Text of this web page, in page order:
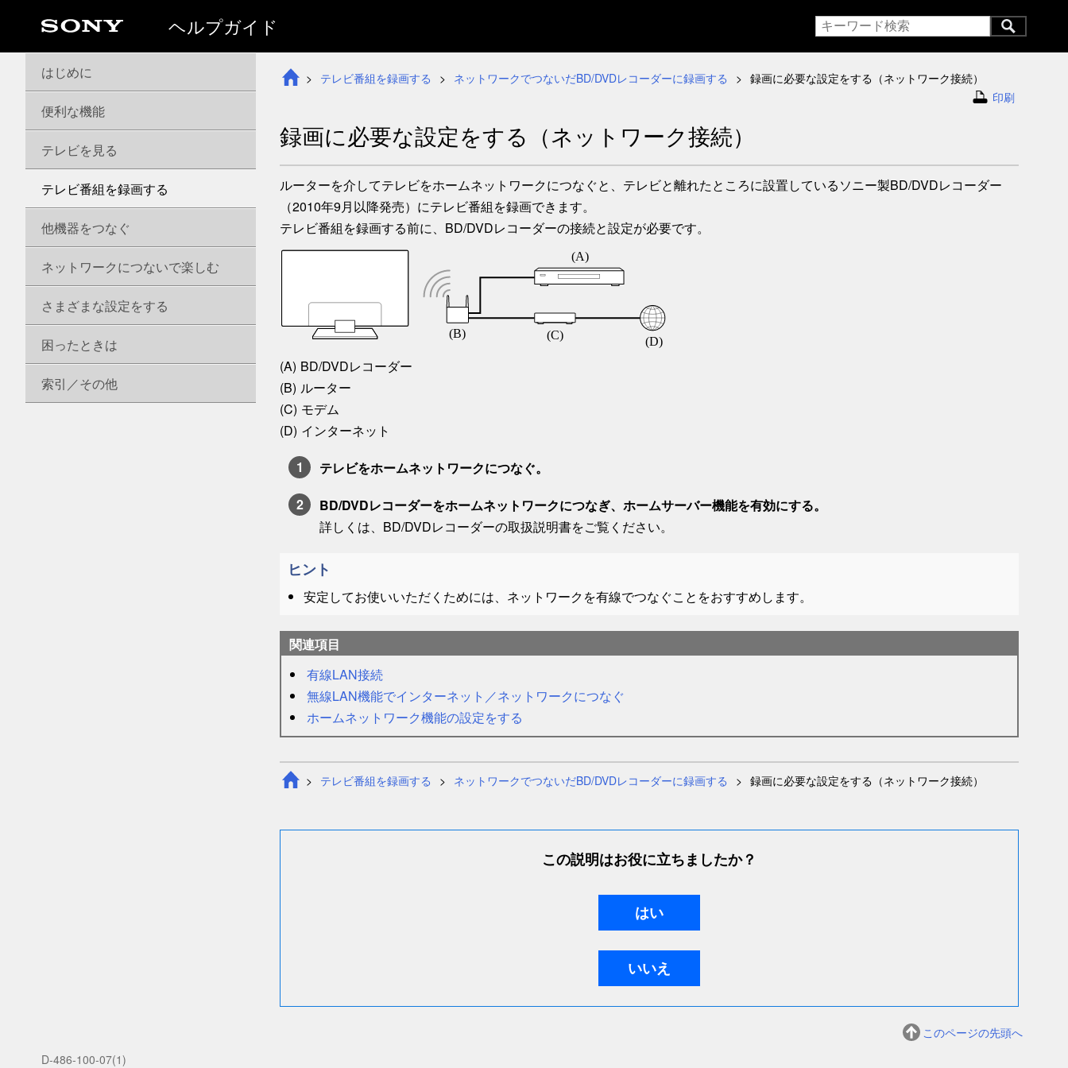
ヘルプガイド
テレビ番組を録画する ネットワークでつないだBD/DVDレコーダーに録画する
録画に必要な設定をする（ネットワーク接続）
印刷
録画に必要な設定をする（ネットワーク接続）
ルーターを介してテレビをホームネットワークにつなぐと、テレビと離れたところに設置しているソニー製BD/DVDレコーダー
（2010年9月以降発売）にテレビ番組を録画できます。
テレビ番組を録画する前に、BD/DVDレコーダーの接続と設定が必要です。
BD/DVDレコーダー
ルーター
モデム
インターネット
テレビをホームネットワークにつなぐ。
BD/DVDレコーダーをホームネットワークにつなぎ、ホームサーバー機能を有効にする。
詳しくは、BD/DVDレコーダーの取扱説明書をご覧ください。
ヒント
安定してお使いいただくためには、ネットワークを有線でつなぐことをおすすめします。
関連項目
有線LAN接続
無線LAN機能でインターネット／ネットワークにつなぐ
ホームネットワーク機能の設定をする
テレビ番組を録画する ネットワークでつないだBD/DVDレコーダーに録画する 録画に必要な設定をする（ネットワーク接続）
この説明はお役に立ちましたか？
はじめに
便利な機能
テレビを見る
テレビ番組を録画する
他機器をつなぐ
ネットワークにつないで楽しむ
さまざまな設定をする
困ったときは
索引／その他
このページの先頭へ
D-486-100-07(1)